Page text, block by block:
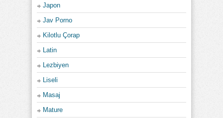
Japon
Jav Porno
Kilotlu Çorap
Latin
Lezbiyen
Liseli
Masaj
Mature